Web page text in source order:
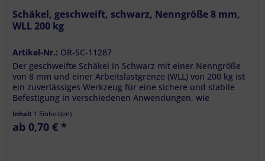
Schäkel, geschweift, schwarz, Nenngröße 8 mm,
WLL 200 kg
Artikel-Nr.: OR-SC-11287
Der geschweifte Schäkel in Schwarz mit einer Nenngröße
von 8 mm und einer Arbeitslastgrenze (WLL) von 200 kg ist
ein zuverlässiges Werkzeug für eine sichere und stabile
Befestigung in verschiedenen Anwendungen, wie
Inhalt 1 Einheit(en)
ab 0,70 € *